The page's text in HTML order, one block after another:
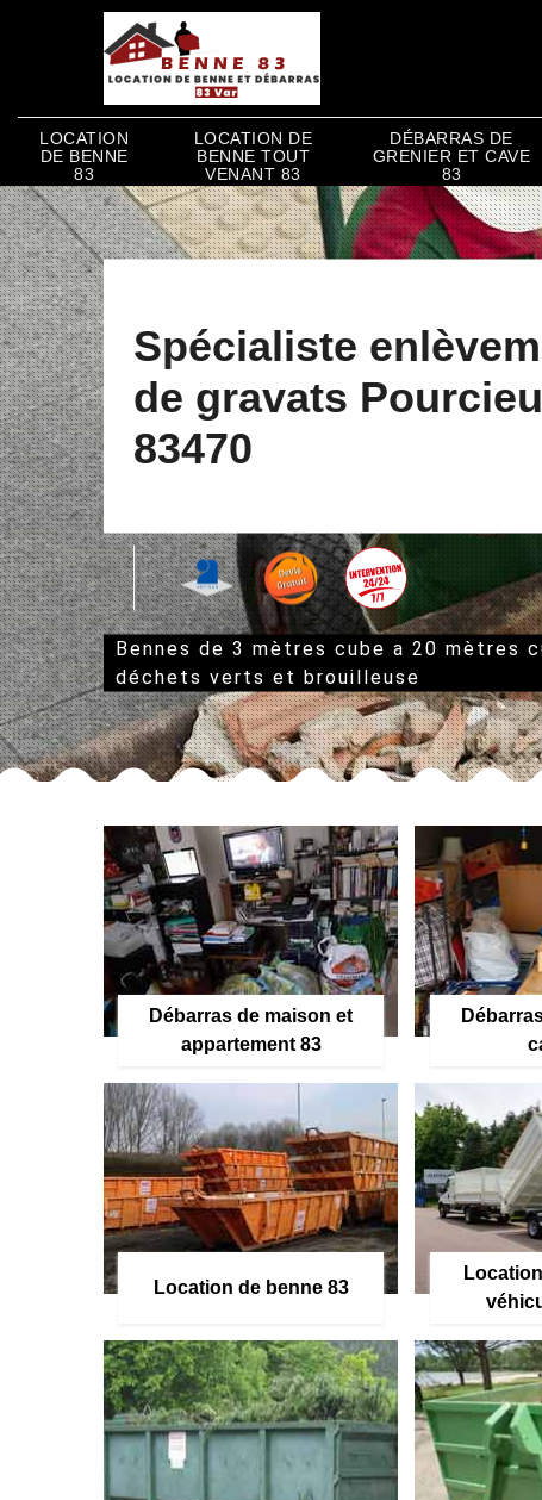
LOCATION
DE BENNE
83
LOCATION DE
BENNE TOUT
VENANT 83
DÉBARRAS DE
GRENIER ET CAVE
83
Spécialiste
de gravats
83470
Bennes de 3 mètres cube a 20 mètres
déchets verts et brouilleuse
Débarras de maison et
appartement 83
Location de benne 83